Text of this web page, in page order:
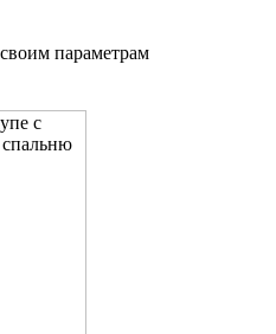
параметрам